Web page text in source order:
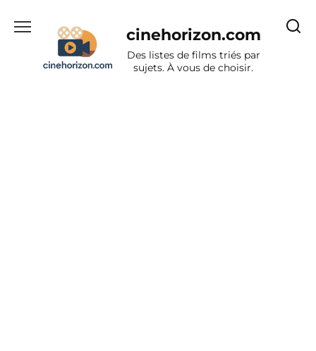
cinehorizon.com
Des listes de films triés par
sujets. À vous de choisir.